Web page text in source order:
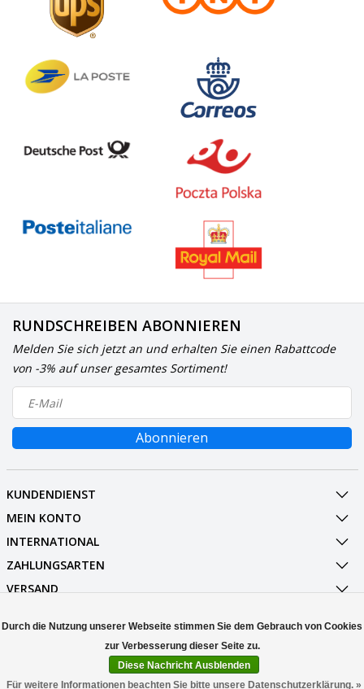
RUNDSCHREIBEN ABONNIEREN
Melden Sie sich jetzt an und erhalten Sie einen Rabattcode
von -3% auf unser gesamtes Sortiment!
Abonnieren
KUNDENDIENST
MEIN KONTO
INTERNATIONAL
ZAHLUNGSARTEN
VERSAND
© Copyright 2026 Stuff Enough.be
Durch die Nutzung unserer Webseite stimmen Sie dem Gebrauch von Cookies
zur Verbesserung dieser Seite zu.
Diese Nachricht Ausblenden
Für weitere Informationen beachten Sie bitte unsere Datenschutzerklärung. »